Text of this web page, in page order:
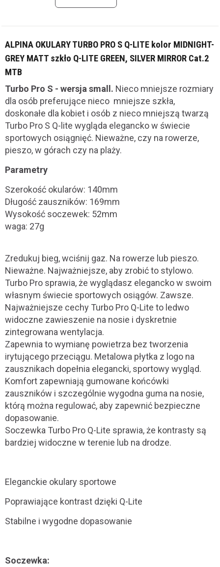
ALPINA OKULARY TURBO PRO S Q-LITE kolor MIDNIGHT-
GREY MATT szkło Q-LITE GREEN, SILVER MIRROR Cat.2
MTB
Turbo Pro S - wersja small. Nieco mniejsze rozmiary
dla osób preferujące nieco mniejsze szkła,
doskonałe dla kobiet i osób z nieco mniejszą twarzą
Turbo Pro S Q-lite wygląda elegancko w świecie
sportowych osiągnięć. Nieważne, czy na rowerze,
pieszo, w górach czy na plaży.
Parametry
Szerokość okularów: 140mm
Długość zauszników: 169mm
Wysokość soczewek: 52mm
waga: 27g
Zredukuj bieg, wciśnij gaz. Na rowerze lub pieszo.
Nieważne. Najważniejsze, aby zrobić to stylowo.
Turbo Pro sprawia, że ​​wyglądasz elegancko w swoim
własnym świecie sportowych osiągów. Zawsze.
Najważniejsze cechy Turbo Pro Q-Lite to ledwo
widoczne zawieszenie na nosie i dyskretnie
zintegrowana wentylacja.
Zapewnia to wymianę powietrza bez tworzenia
irytującego przeciągu. Metalowa płytka z logo na
zausznikach dopełnia elegancki, sportowy wygląd.
Komfort zapewniają gumowane końcówki
zauszników i szczególnie wygodna guma na nosie,
którą można regulować, aby zapewnić bezpieczne
dopasowanie.
Soczewka Turbo Pro Q-Lite sprawia, że ​​kontrasty są
bardziej widoczne w terenie lub na drodze.
Eleganckie okulary sportowe
Poprawiające kontrast dzięki Q-Lite
Stabilne i wygodne dopasowanie
Soczewka: